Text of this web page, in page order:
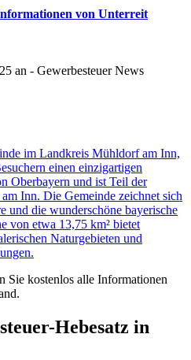
von Unterreit
im Landkreis Mühldorf am Inn,
einen einzigartigen
Oberbayern und ist Teil der
Inn. Die Gemeinde zeichnet sich
und die wunderschöne bayerische
von etwa 13,75 km² bietet
Naturgebieten und
Sie kostenlos alle Informationen
Hebesatz in